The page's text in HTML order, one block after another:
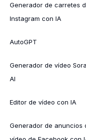
Generador de carretes
Instagram con IA
AutoGPT
Generador de vídeo Sora
AI
Editor de vídeo con IA
Generador de anuncios